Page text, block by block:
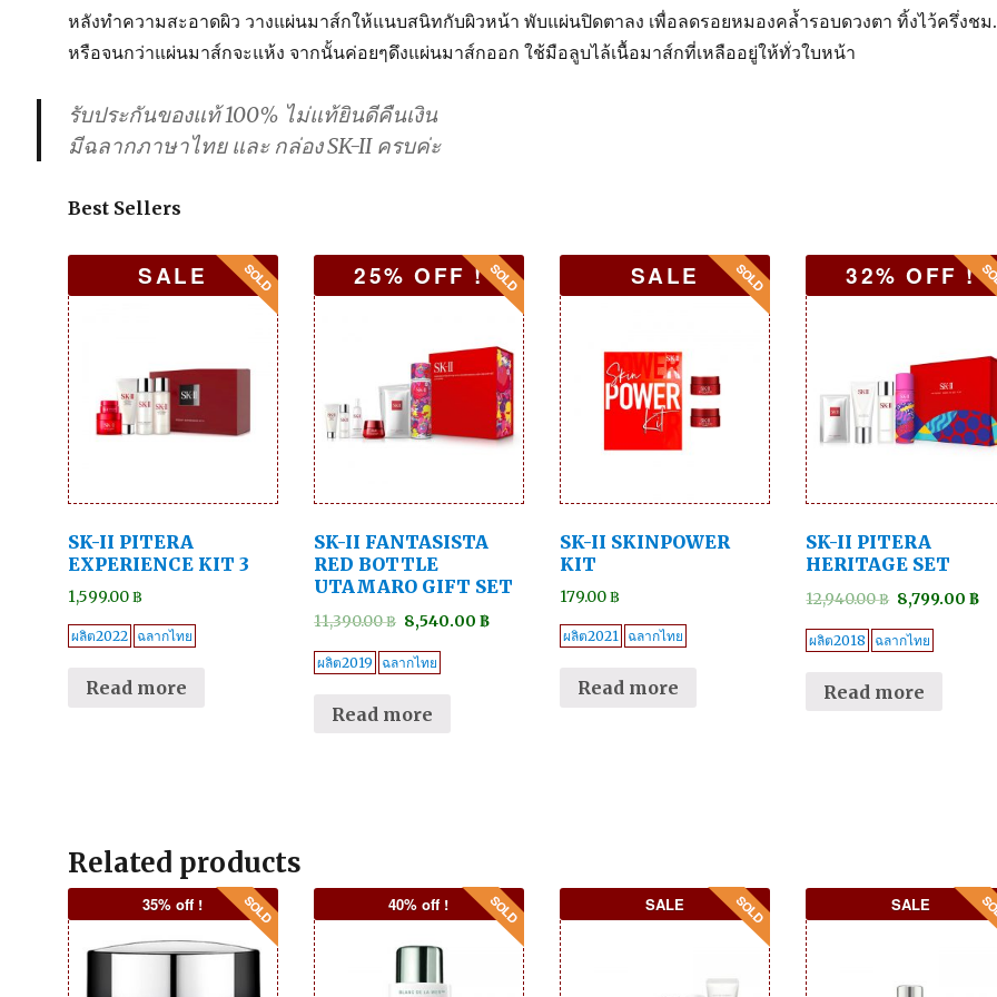
หลังทำความสะอาดผิว วางแผ่นมาส์กให้แนบสนิทกับผิวหน้า พับแผ่นปิดตาลง เพื่อลดรอยหมองคล้ำรอบดวงตา ทิ้งไว้ครึ่งชม.
หรือจนกว่าแผ่นมาส์กจะแห้ง จากนั้นค่อยๆดึงแผ่นมาส์กออก ใช้มือลูบไล้เนื้อมาส์กที่เหลืออยู่ให้ทั่วใบหน้า
รับประกันของแท้ 100% ไม่แท้ยินดีคืนเงิน
มีฉลากภาษาไทย และ กล่อง SK-II ครบค่ะ
Best Sellers
SALE
SK-II PITERA
EXPERIENCE KIT 3
1,599.00฿
ผลิต2022 ฉลากไทย
Read more
25% OFF !
SK-II FANTASISTA
RED BOTTLE
UTAMARO GIFT SET
11,390.00฿ 8,540.00 ฿
ผลิต2019 ฉลากไทย
Read more
SALE
SK-II SKINPOWER
KIT
179.00฿
ผลิต2021 ฉลากไทย
Read more
32% OFF !
SK-II PITERA
HERITAGE SET
12,940.00฿ 8,799.00 ฿
ผลิต2018 ฉลากไทย
Read more
Related products
35% off ! 40% off ! SALE SALE